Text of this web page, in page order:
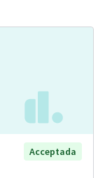
Acceptada